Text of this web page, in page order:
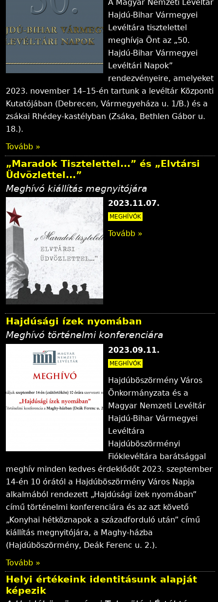
A Magyar Nemzeti Levéltár
Hajdú-Bihar Vármegyei
Levéltára tisztelettel
meghívja Önt az „50.
Hajdú-Bihar Vármegyei
Levéltári Napok”
rendezvényeire, amelyeket
2023. november 14–15-én tartunk a levéltár Központi
Kutatójában (Debrecen, Vármegyeháza u. 1/B.) és a
zsákai Rhédey-kastélyban (Zsáka, Bethlen Gábor u.
18.).
Tovább »
„Maradok Tisztelettel...” és „Elvtársi
Üdvözlettel...”
Meghívó kiállítás megnyitójára
2023.11.07.
MEGHÍVÓK
Tovább »
Hajdúsági ízek nyomában
Meghívó történelmi konferenciára
2023.09.11.
MEGHÍVÓK
Hajdúböszörmény Város
Önkormányzata és a
Magyar Nemzeti Levéltár
Hajdú-Bihar Vármegyei
Levéltára
Hajdúböszörményi
Fióklevéltára barátsággal
meghív minden kedves érdeklődőt 2023. szeptember
14-én 10 órától a Hajdúböszörmény Város Napja
alkalmából rendezett „Hajdúsági ízek nyomában”
című történelmi konferenciára és az azt követő
„Konyhai hétköznapok a századforduló után” című
kiállítás megnyitójára, a Maghy-házba
(Hajdúböszörmény, Deák Ferenc u. 2.).
Tovább »
Helyi értékeink identitásunk alapját
képezik